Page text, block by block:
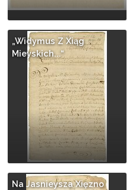
„Widymus Z Xiąg
Mieyskich...“
Na Jasnieysza Xięzno